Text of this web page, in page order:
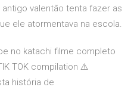
valentão tenta fazer as
ele atormentava na escola.
no katachi filme completo
TOK compilation ⚠️
história de